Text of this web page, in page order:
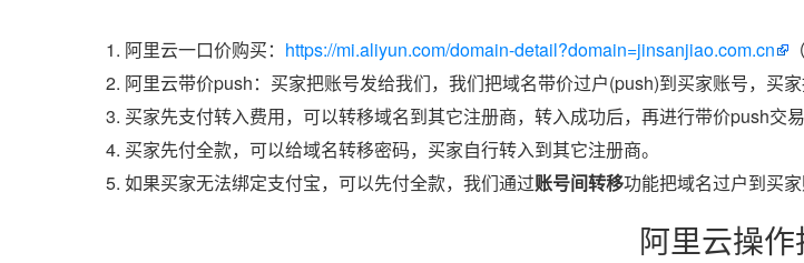
阿里云一口价购买： https://mi.aliyun.com/domain-detail?domain=jinsanjiao.com.cn
阿里云带价push：买家把账号发给我们，我们把域名带价过户(push)到买家账号，买
买家先支付转入费用，可以转移域名到其它注册商，转入成功后，再进行带价push交易
买家先付全款，可以给域名转移密码，买家自行转入到其它注册商。
如果买家无法绑定支付宝，可以先付全款，我们通过账号间转移功能把域名过户到买家
阿里云操